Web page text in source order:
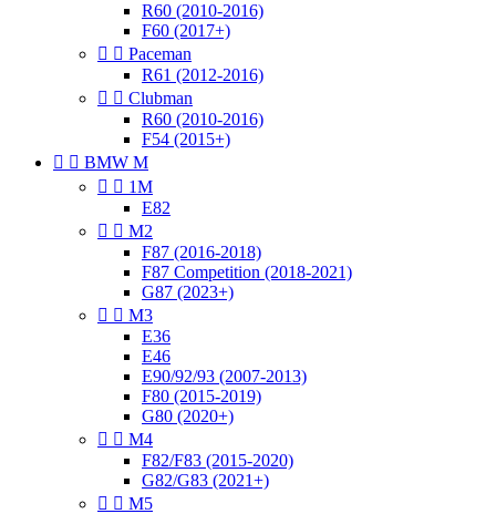
R60 (2010-2016)
F60 (2017+)
  Paceman
R61 (2012-2016)
  Clubman
R60 (2010-2016)
F54 (2015+)
  BMW M
  1M
E82
  M2
F87 (2016-2018)
F87 Competition (2018-2021)
G87 (2023+)
  M3
E36
E46
E90/92/93 (2007-2013)
F80 (2015-2019)
G80 (2020+)
  M4
F82/F83 (2015-2020)
G82/G83 (2021+)
  M5